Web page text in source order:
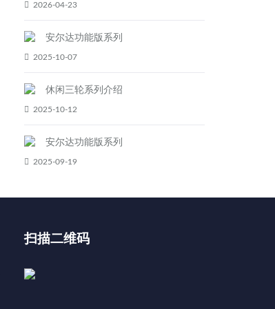
2026-04-23
安尔达功能版系列
2025-10-07
休闲三轮系列介绍
2025-10-12
安尔达功能版系列
2025-09-19
扫描二维码